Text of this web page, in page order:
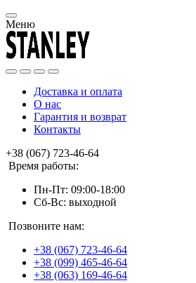
Меню
Доставка и оплата
О нас
Гарантия и возврат
Контакты
+38 (067) 723-46-64
Время работы:
Пн-Пт: 09:00-18:00
Сб-Вс: выходной
Позвоните нам:
+38 (067) 723-46-64
+38 (099) 465-46-64
+38 (063) 169-46-64